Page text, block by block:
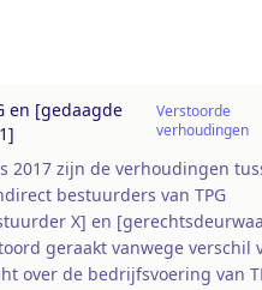
en [gedaagde
Verstoorde
verhoudingen
2017 zijn de verhoudingen
bestuurders van TPG
X] en
geraakt vanwege verschil
over de bedrijfsvoering van